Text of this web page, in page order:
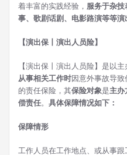
着丰富的实践经验， 服务于杂
事、歌剧话剧、电影路演等等演
【演出保丨演出人员险】
【演出保丨演出人员险】是以
从事相关工作时因意外事故导
的责任保险，其保险对象是主办
偿责任。 具体保障情况如下：
保障情形
工作人员在工作地点、或从事